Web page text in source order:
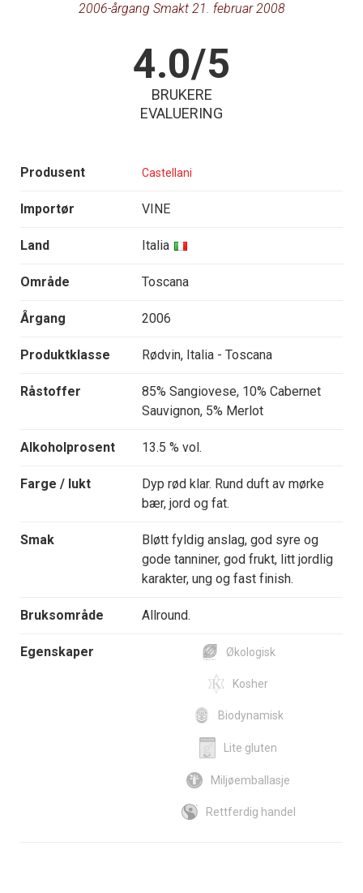
2006-årgang Smakt 21. februar 2008
4.0/5
BRUKERE
EVALUERING
Produsent Castellani
Importør VINE
Land Italia
Område Toscana
Årgang 2006
Produktklasse Rødvin, Italia - Toscana
Råstoffer
85% Sangiovese, 10% Cabernet
Sauvignon, 5% Merlot
Alkoholprosent 13.5 % vol.
Farge / lukt
Dyp rød klar. Rund duft av mørke
bær, jord og fat.
Smak
Bløtt fyldig anslag, god syre og
gode tanniner, god frukt, litt jordlig
karakter, ung og fast finish.
Bruksområde Allround.
Egenskaper Økologisk
Kosher
Biodynamisk
Lite gluten
Miljøemballasje
Rettferdig handel